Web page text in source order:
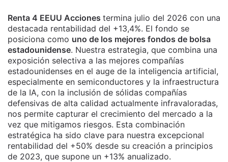
Renta 4 EEUU Acciones termina julio del 2026 con una
destacada rentabilidad del +13,4%. El fondo se
posiciona como uno de los mejores fondos de bolsa
estadounidense. Nuestra estrategia, que combina una
exposición selectiva a las mejores compañías
estadounidenses en el auge de la inteligencia artificial,
especialmente en semiconductores y la infraestructura
de la IA, con la inclusión de sólidas compañías
defensivas de alta calidad actualmente infravaloradas,
nos permite capturar el crecimiento del mercado a la
vez que mitigamos riesgos. Esta combinación
estratégica ha sido clave para nuestra excepcional
rentabilidad del +50% desde su creación a principios
de 2023, que supone un +13% anualizado.